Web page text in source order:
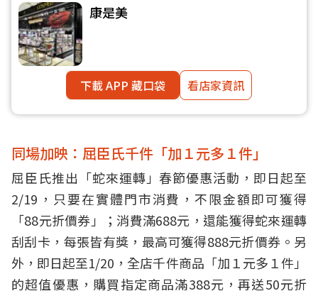
康是美
下載 APP 藏口袋 看店家資訊
同場加映：屈臣氏千件「加１元多１件」
屈臣氏推出「蛇來運轉」春節優惠活動，即日起至
2/19，只要在實體門市消費，不限金額即可獲得
「88元折價券」；消費滿688元，還能獲得蛇來運轉
刮刮卡，每張皆有獎，最高可獲得888元折價券。另
外，即日起至1/20，全店千件商品「加１元多１件」
的超值優惠，購買指定商品滿388元，再送50元折